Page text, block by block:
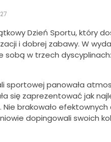
Dzień Sportu, który
i dobrej zabawy. W
sobą w trzech
sportowej panowała
się zaprezentować jak
brakowało efektownych
dopingowali swoich